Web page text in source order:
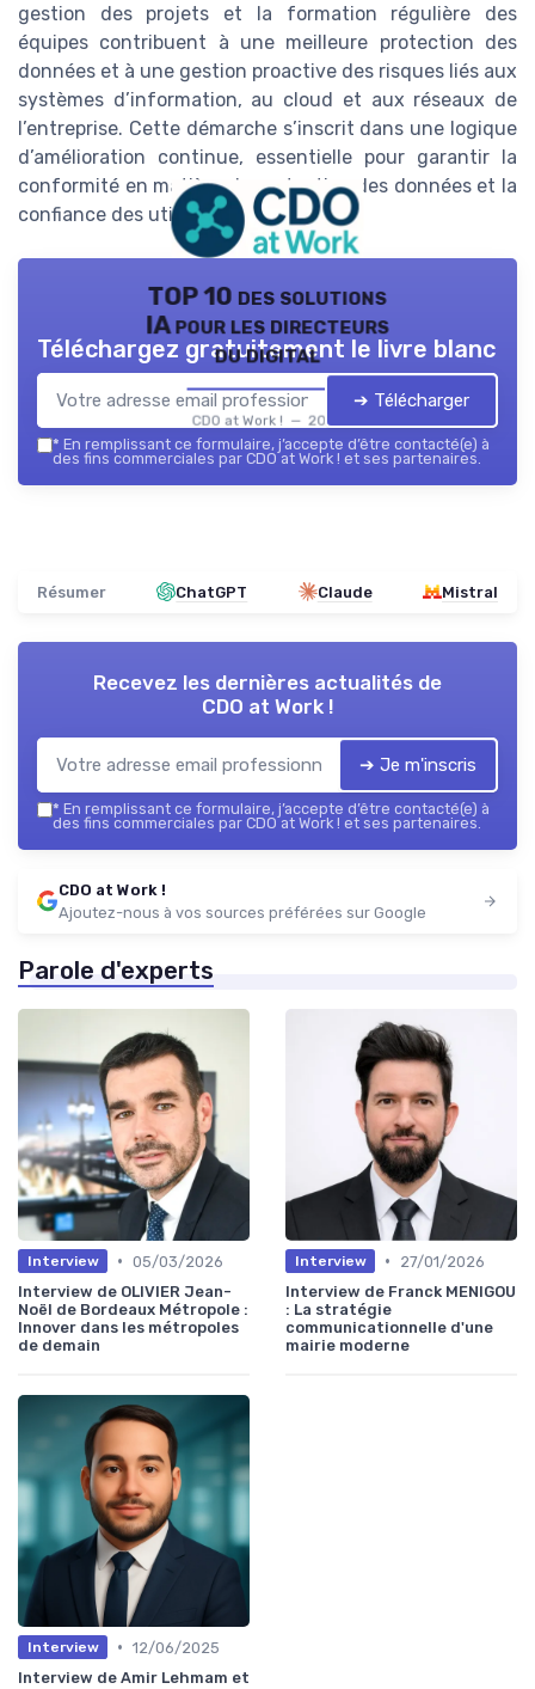
gestion des projets et la formation régulière des
équipes contribuent à une meilleure protection des
données et à une gestion proactive des risques liés aux
systèmes d’information, au cloud et aux réseaux de
l’entreprise. Cette démarche s’inscrit dans une logique
d’amélioration continue, essentielle pour garantir la
conformité en matière de protection des données et la
confiance des utilisateurs.
TOP 10 des solutions
IA pour les directeurs
du digital
CDO at Work ! — 2026
Téléchargez gratuitement le livre blanc
➔ Télécharger
* En remplissant ce formulaire, j’accepte d’être contacté(e) à
des fins commerciales par CDO at Work ! et ses partenaires.
Résumer ChatGPT Claude Mistral
Recevez les dernières actualités de
CDO at Work !
➔ Je m'inscris
* En remplissant ce formulaire, j’accepte d’être contacté(e) à
des fins commerciales par CDO at Work ! et ses partenaires.
CDO at Work !
Ajoutez-nous à vos sources préférées sur Google
Parole d'experts
Interview • 05/03/2026
Interview de OLIVIER Jean-
Noël de Bordeaux Métropole :
Innover dans les métropoles
de demain
Interview •
27/01/2026
Interview de Franck MENIGOU
: La stratégie
communicationnelle d'une
mairie moderne
Interview • 12/06/2025
Interview de Amir Lehmam et